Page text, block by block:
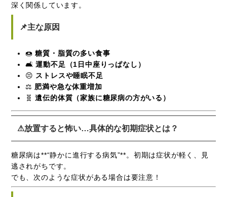
深く関係しています。
📌主な原因
🍩糖質・脂質の多い食事
🛋運動不足（1日中座りっぱなし）
😣 ストレスや睡眠不足
⚖ 肥満や急な体重増加
🧬遺伝的体質（家族に糖尿病の方がいる）
⚠放置すると怖い…具体的な初期症状とは？
糖尿病は**“静かに進行する病気”**。初期は症状が軽く、見
逃されがちです。
でも、次のような症状がある場合は要注意！